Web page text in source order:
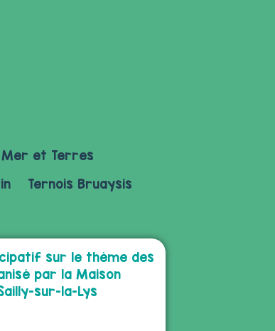
et Terres
Ternois Bruaysis
sur le thème des
par la Maison
sur-la-Lys